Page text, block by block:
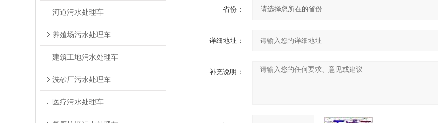
河道污水处理车
养殖场污水处理车
建筑工地污水处理车
洗砂厂污水处理车
医疗污水处理车
省份：
详细地址：
补充说明：